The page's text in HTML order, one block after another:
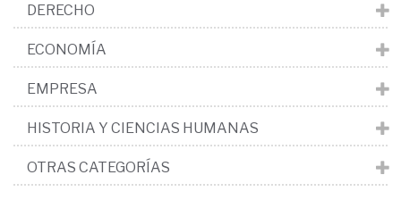
DERECHO
ECONOMÍA
EMPRESA
HISTORIA Y CIENCIAS HUMANAS
OTRAS CATEGORÍAS